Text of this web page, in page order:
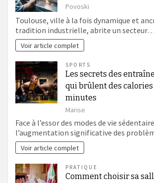
Povoski
Toulouse, ville à la fois dynamique et
tradition industrielle, abrite un secteur…
Voir article complet
SPORTS
Les secrets des
qui brûlent des calories
minutes
Marise
Face à l’essor des modes de vie
l’augmentation significative des
Voir article complet
PRATIQUE
Comment choisir sa